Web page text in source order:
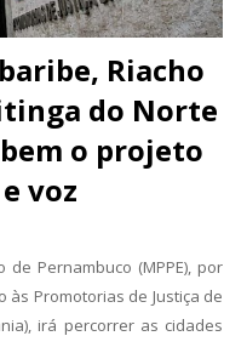
Riacho
do Norte
o projeto
voz
de Pernambuco (MPPE), por
às Promotorias de Justiça de
irá percorrer as cidades